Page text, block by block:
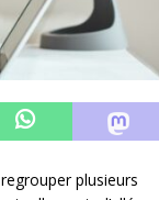
plusieurs